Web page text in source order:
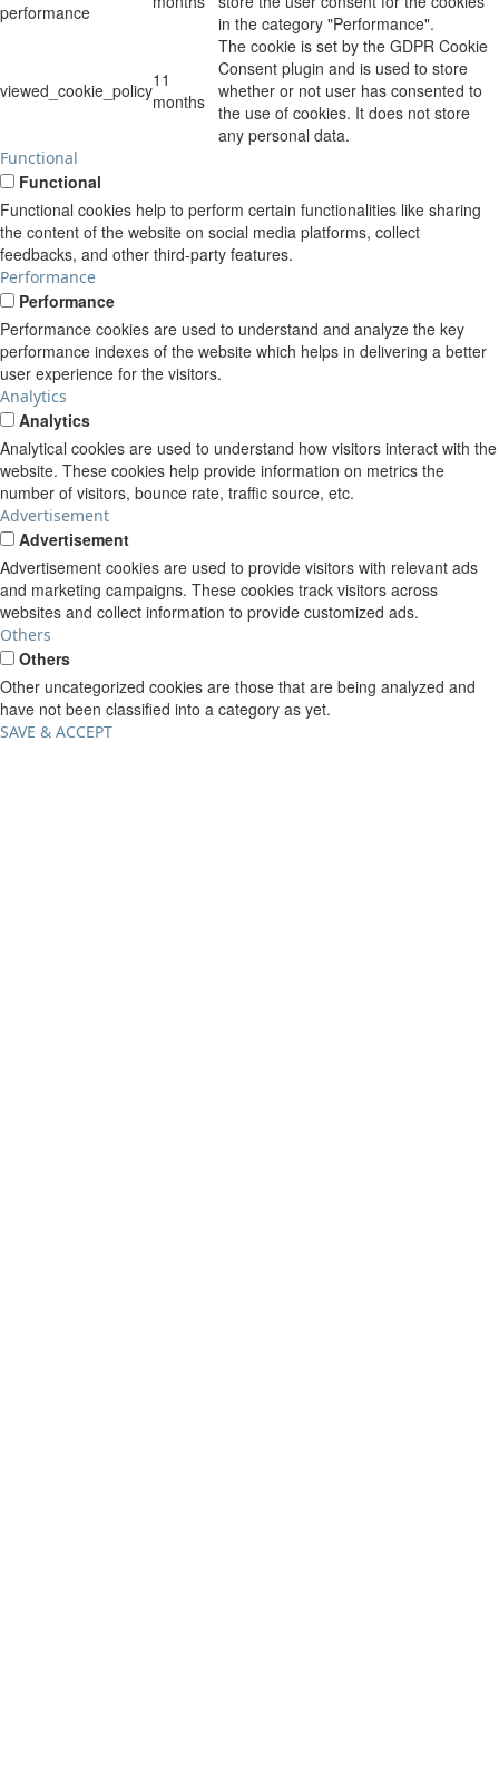
performance
in the category "Performance".
viewed_cookie_policy11
months
The cookie is set by the GDPR Cookie
Consent plugin and is used to store
whether or not user has consented to
the use of cookies. It does not store
any personal data.
Functional
Functional
Functional cookies help to perform certain functionalities like sharing
the content of the website on social media platforms, collect
feedbacks, and other third-party features.
Performance
Performance
Performance cookies are used to understand and analyze the key
performance indexes of the website which helps in delivering a better
user experience for the visitors.
Analytics
Analytics
Analytical cookies are used to understand how visitors interact with the
website. These cookies help provide information on metrics the
number of visitors, bounce rate, traffic source, etc.
Advertisement
Advertisement
Advertisement cookies are used to provide visitors with relevant ads
and marketing campaigns. These cookies track visitors across
websites and collect information to provide customized ads.
Others
Others
Other uncategorized cookies are those that are being analyzed and
have not been classified into a category as yet.
SAVE & ACCEPT